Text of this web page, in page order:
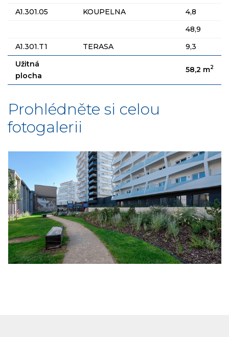
A1.301.05
KOUPELNA
4,8
48,9
A1.301.T1
TERASA
9,3
Užitná
plocha
58,2 m2
Prohlédněte si celou
fotogalerii